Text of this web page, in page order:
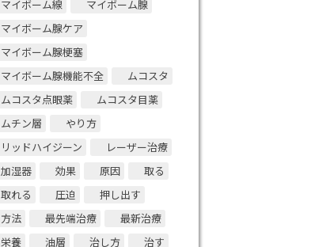
マイボーム線
マイボーム腺
マイボーム腺ケア
マイボーム腺梗塞
マイボーム腺機能不全
ムコスタ
ムコスタ点眼薬
ムコスタ目薬
ムチン層
やり方
リッドハイジーン
レーザー治療
加湿器
効果 原因
取る
取れる
圧迫
押し出す
方法
最先端治療
最新治療
栄養
油層 治し方 治す